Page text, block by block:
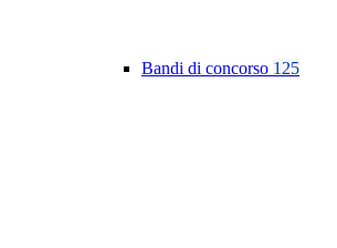
Bandi di concorso 125